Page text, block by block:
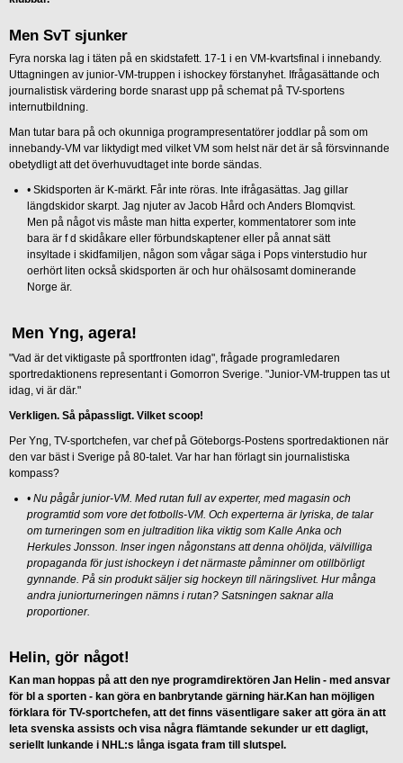
Men SvT sjunker
Fyra norska lag i täten på en skidstafett. 17-1 i en VM-kvartsfinal i innebandy.
Uttagningen av junior-VM-truppen i ishockey förstanyhet. Ifrågasättande och
journalistisk värdering borde snarast upp på schemat på TV-sportens
internutbildning.
Man tutar bara på och okunniga programpresentatörer joddlar på som om
innebandy-VM var liktydigt med vilket VM som helst när det är så försvinnande
obetydligt att det överhuvudtaget inte borde sändas.
• Skidsporten är K-märkt. Får inte röras. Inte ifrågasättas. Jag gillar
längdskidor skarpt. Jag njuter av Jacob Hård och Anders Blomqvist.
Men på något vis måste man hitta experter, kommentatorer som inte
bara är f d skidåkare eller förbundskaptener eller på annat sätt
insyltade i skidfamiljen, någon som vågar säga i Pops vinterstudio hur
oerhört liten också skidsporten är och hur ohälsosamt dominerande
Norge är.
Men Yng, agera!
"Vad är det viktigaste på sportfronten idag", frågade programledaren
sportredaktionens representant i Gomorron Sverige. "Junior-VM-truppen tas ut
idag, vi är där."
Verkligen. Så påpassligt. Vilket scoop!
Per Yng, TV-sportchefen, var chef på Göteborgs-Postens sportredaktionen när
den var bäst i Sverige på 80-talet. Var har han förlagt sin journalistiska
kompass?
• Nu pågår junior-VM. Med rutan full av experter, med magasin och
programtid som vore det fotbolls-VM. Och experterna är lyriska, de talar
om turneringen som en jultradition lika viktig som Kalle Anka och
Herkules Jonsson. Inser ingen någonstans att denna ohöljda, välvilliga
propaganda för just ishockeyn i det närmaste påminner om otillbörligt
gynnande. På sin produkt säljer sig hockeyn till näringslivet. Hur många
andra juniorturneringen nämns i rutan? Satsningen saknar alla
proportioner.
Helin, gör något!
Kan man hoppas på att den nye programdirektören Jan Helin - med ansvar
för bl a sporten - kan göra en banbrytande gärning här.Kan han möjligen
förklara för TV-sportchefen, att det finns väsentligare saker att göra än att
leta svenska assists och visa några flämtande sekunder ur ett dagligt,
seriellt lunkande i NHL:s långa isgata fram till slutspel.